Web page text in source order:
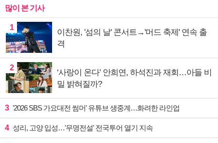
많이 본 기사
1
이찬원, '섬의 날' 콘서트→'머드 축제' 연속 출
격
2
‘사랑이 온다’ 안희연, 하석진과 재회…아들 비
밀 밝혀질까?
3 '2026 SBS 가요대전 썸머' 유튜브 생중계…화려한 라인업
4 성리, 고양 입성…'무명전설' 전국투어 열기 지속